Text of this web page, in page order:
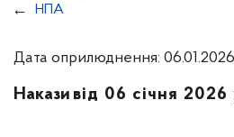
НПА
Дата оприлюднення: 06.01.2026
Накази від 06 січня